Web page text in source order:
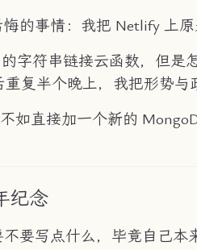
的事情：我把 Netlify 上
字符串链接云函数，但
复半个晚上，我把形势
如直接加一个新的
纪念
要写点什么，毕竟自己